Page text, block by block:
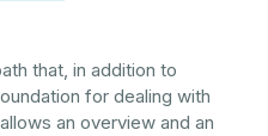
that, in addition to
for dealing with
an overview and an